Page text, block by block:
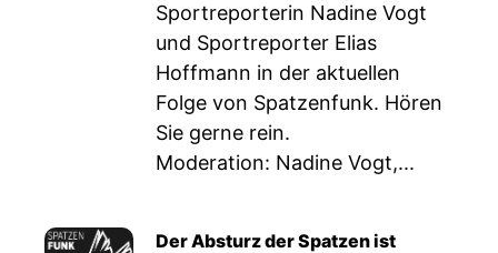
Sportreporterin Nadine Vogt
und Sportreporter Elias
Hoffmann in der aktuellen
Folge von Spatzenfunk. Hören
Sie gerne rein.
Moderation: Nadine Vogt,...
Der Absturz der Spatzen ist